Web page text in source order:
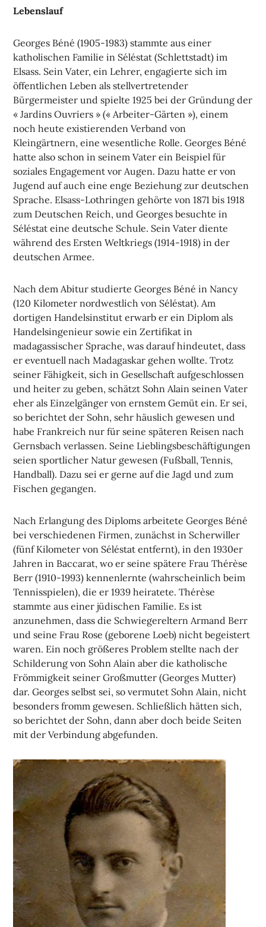
Lebenslauf
Georges Béné (1905-1983) stammte aus einer
katholischen Familie in Séléstat (Schlettstadt) im
Elsass. Sein Vater, ein Lehrer, engagierte sich im
öffentlichen Leben als stellvertretender
Bürgermeister und spielte 1925 bei der Gründung der
« Jardins Ouvriers » (« Arbeiter-Gärten »), einem
noch heute existierenden Verband von
Kleingärtnern, eine wesentliche Rolle. Georges Béné
hatte also schon in seinem Vater ein Beispiel für
soziales Engagement vor Augen. Dazu hatte er von
Jugend auf auch eine enge Beziehung zur deutschen
Sprache. Elsass-Lothringen gehörte von 1871 bis 1918
zum Deutschen Reich, und Georges besuchte in
Séléstat eine deutsche Schule. Sein Vater diente
während des Ersten Weltkriegs (1914-1918) in der
deutschen Armee.
Nach dem Abitur studierte Georges Béné in Nancy
(120 Kilometer nordwestlich von Séléstat). Am
dortigen Handelsinstitut erwarb er ein Diplom als
Handelsingenieur sowie ein Zertifikat in
madagassischer Sprache, was darauf hindeutet, dass
er eventuell nach Madagaskar gehen wollte. Trotz
seiner Fähigkeit, sich in Gesellschaft aufgeschlossen
und heiter zu geben, schätzt Sohn Alain seinen Vater
eher als Einzelgänger von ernstem Gemüt ein. Er sei,
so berichtet der Sohn, sehr häuslich gewesen und
habe Frankreich nur für seine späteren Reisen nach
Gernsbach verlassen. Seine Lieblingsbeschäftigungen
seien sportlicher Natur gewesen (Fußball, Tennis,
Handball). Dazu sei er gerne auf die Jagd und zum
Fischen gegangen.
Nach Erlangung des Diploms arbeitete Georges Béné
bei verschiedenen Firmen, zunächst in Scherwiller
(fünf Kilometer von Séléstat entfernt), in den 1930er
Jahren in Baccarat, wo er seine spätere Frau Thérèse
Berr (1910-1993) kennenlernte (wahrscheinlich beim
Tennisspielen), die er 1939 heiratete. Thérèse
stammte aus einer jüdischen Familie. Es ist
anzunehmen, dass die Schwiegereltern Armand Berr
und seine Frau Rose (geborene Loeb) nicht begeistert
waren. Ein noch größeres Problem stellte nach der
Schilderung von Sohn Alain aber die katholische
Frömmigkeit seiner Großmutter (Georges Mutter)
dar. Georges selbst sei, so vermutet Sohn Alain, nicht
besonders fromm gewesen. Schließlich hätten sich,
so berichtet der Sohn, dann aber doch beide Seiten
mit der Verbindung abgefunden.